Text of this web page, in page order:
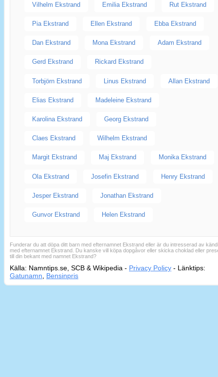
Vilhelm Ekstrand Emilia Ekstrand Rut Ekstrand
Pia Ekstrand Ellen Ekstrand Ebba Ekstrand
Dan Ekstrand Mona Ekstrand Adam Ekstrand
Gerd Ekstrand Rickard Ekstrand
Torbjörn Ekstrand Linus Ekstrand Allan Ekstrand
Elias Ekstrand Madeleine Ekstrand
Karolina Ekstrand Georg Ekstrand
Claes Ekstrand Wilhelm Ekstrand
Margit Ekstrand Maj Ekstrand Monika Ekstrand
Ola Ekstrand Josefin Ekstrand Henry Ekstrand
Jesper Ekstrand Jonathan Ekstrand
Gunvor Ekstrand Helen Ekstrand
Funderar du att döpa ditt barn med efternamnet Ekstrand eller är du intresserad av
med efternamnet Ekstrand. Du kanske vill köpa dopgåvor eller skicka choklad eller
till din bekant med namnet Ekstrand?
Källa: Namntips.se, SCB & Wikipedia - Privacy Policy - Länktips:
Gatunamn
Bensinpris